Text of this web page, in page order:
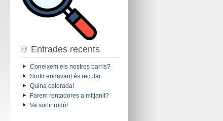
Entrades recents
Coneixem els nostres barris?
Sortir endavant és recular
Quina calorada!
Farem rentadores a mitjanit?
Va sortir rodó!